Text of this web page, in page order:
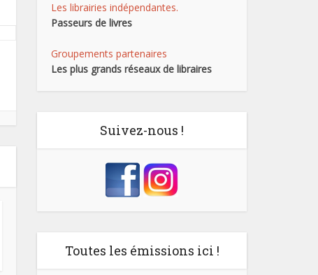
Les librairies indépendantes.
Passeurs de livres
Groupements partenaires
Les plus grands réseaux de libraires
Suivez-nous !
Toutes les émissions ici !